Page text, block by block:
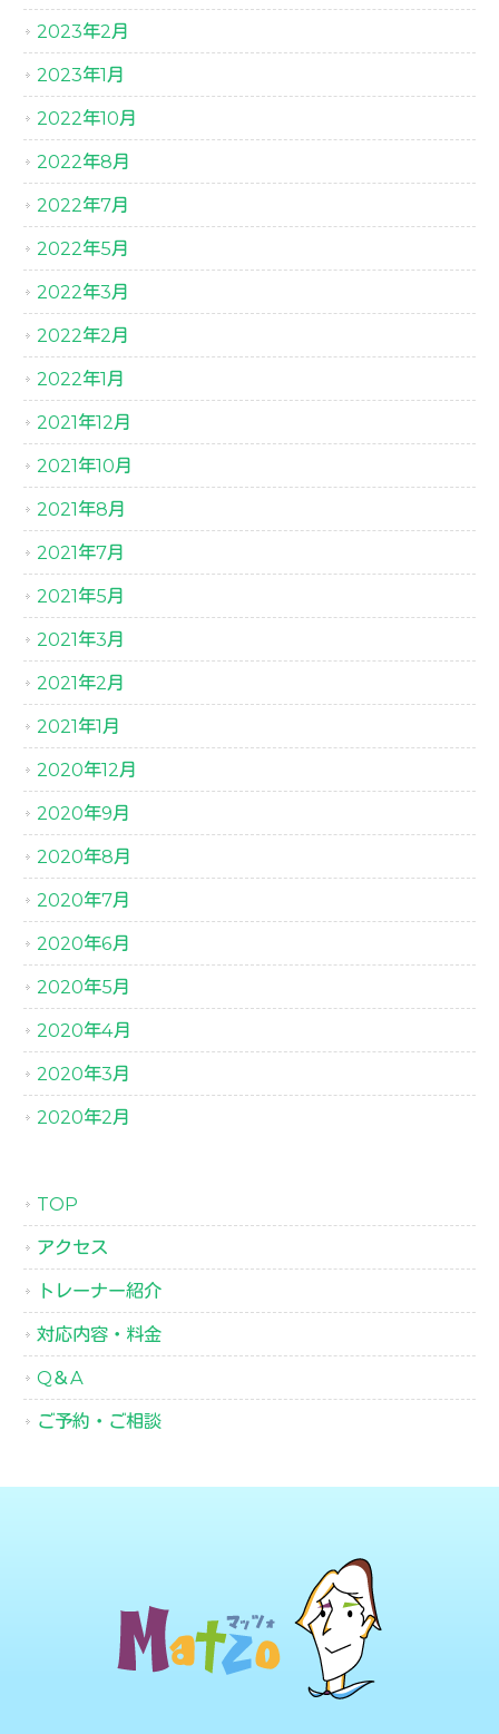
2023年2月
2023年1月
2022年10月
2022年8月
2022年7月
2022年5月
2022年3月
2022年2月
2022年1月
2021年12月
2021年10月
2021年8月
2021年7月
2021年5月
2021年3月
2021年2月
2021年1月
2020年12月
2020年9月
2020年8月
2020年7月
2020年6月
2020年5月
2020年4月
2020年3月
2020年2月
TOP
アクセス
トレーナー紹介
対応内容・料金
Q＆A
ご予約・ご相談